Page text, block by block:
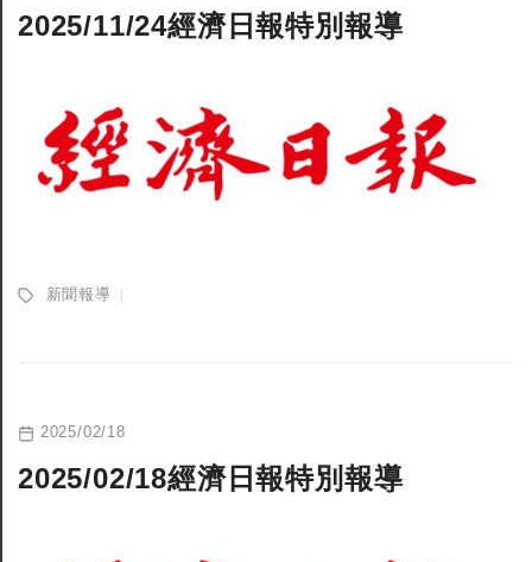
2025/11/24經濟日報特別報導
新聞報導
2025/02/18
2025/02/18經濟日報特別報導